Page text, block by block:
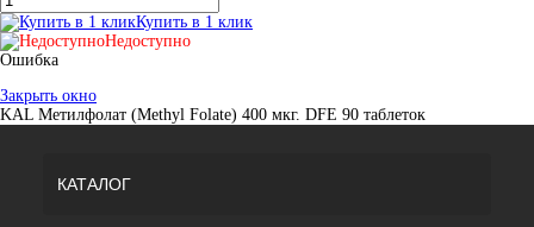
Купить в 1 клик
Недоступно
Ошибка
Закрыть окно
KAL Метилфолат (Methyl Folate) 400 мкг. DFE 90 таблеток
КАТАЛОГ